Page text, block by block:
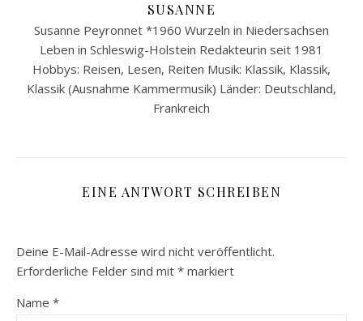
SUSANNE
Susanne Peyronnet *1960 Wurzeln in Niedersachsen
Leben in Schleswig-Holstein Redakteurin seit 1981
Hobbys: Reisen, Lesen, Reiten Musik: Klassik, Klassik,
Klassik (Ausnahme Kammermusik) Länder: Deutschland,
Frankreich
EINE ANTWORT SCHREIBEN
Deine E-Mail-Adresse wird nicht veröffentlicht.
Erforderliche Felder sind mit * markiert
Name *